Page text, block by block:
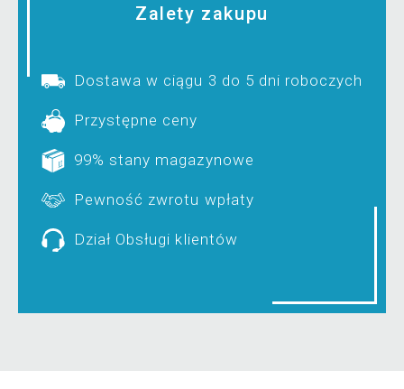
Zalety zakupu
Dostawa w ciągu 3 do 5 dni roboczych
Przystępne ceny
99% stany magazynowe
Pewność zwrotu wpłaty
Dział Obsługi klientów